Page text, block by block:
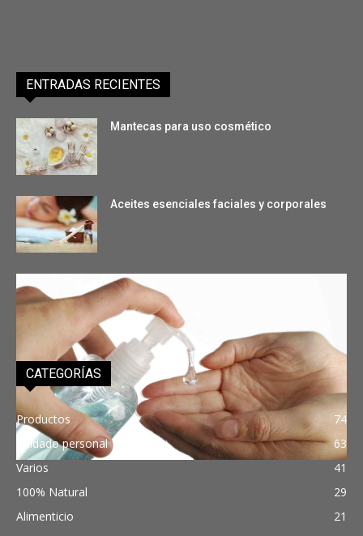
ENTRADAS RECIENTES
Mantecas para uso cosmético
Aceites esenciales faciales y corporales
Entendiendo los polímeros de Lubrizol
CATEGORÍAS
Productos
74
Cuidado personal
63
Varios
41
100% Natural
29
Alimenticio
21